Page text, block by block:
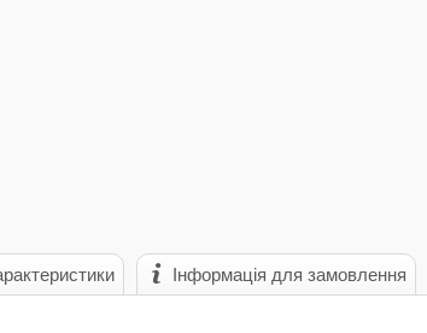
Інформація для замовлення